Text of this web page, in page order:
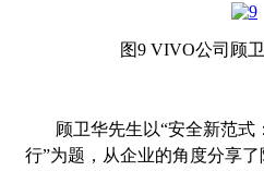
图9 VIVO公司顾
顾卫华先生以“安全新范式：
行”为题，从企业的角度分享